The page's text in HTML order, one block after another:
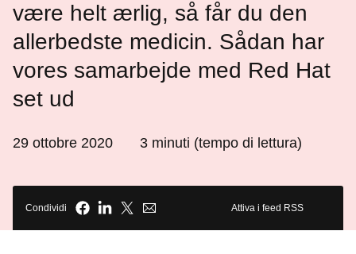
være helt ærlig, så får du den
allerbedste medicin. Sådan har
vores samarbejde med Red Hat
set ud
29 ottobre 2020 3 minuti (tempo di lettura)
Condividi Attiva i feed RSS